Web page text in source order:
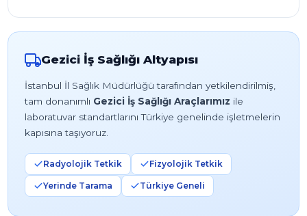
Gezici İş Sağlığı Altyapısı
İstanbul İl Sağlık Müdürlüğü tarafından yetkilendirilmiş,
tam donanımlı Gezici İş Sağlığı Araçlarımız ile
laboratuvar standartlarını Türkiye genelinde işletmelerin
kapısına taşıyoruz.
Radyolojik Tetkik Fizyolojik Tetkik
Yerinde Tarama Türkiye Geneli